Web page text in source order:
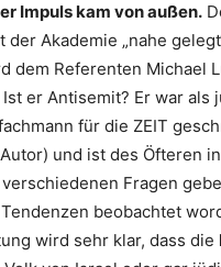
Impuls kam von außen.
der Akademie „nahe
dem Referenten Michael
er Antisemit? Er war
für die ZEIT
und ist des Öfteren
Fragen
beobachtet
wird sehr klar, dass die